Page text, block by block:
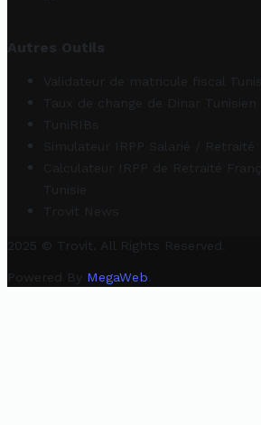
Autres Outils
Validateur de matricule fiscal
Taux de change de Dinar Tunisien
TuniRIBs
Simulateur IRPP Salarié / Retraité
Calculateur IRPP de Retraité
Tunisie
Trovit News
2025 © Trovit. All Rights Reserved.
Powered By MegaWeb